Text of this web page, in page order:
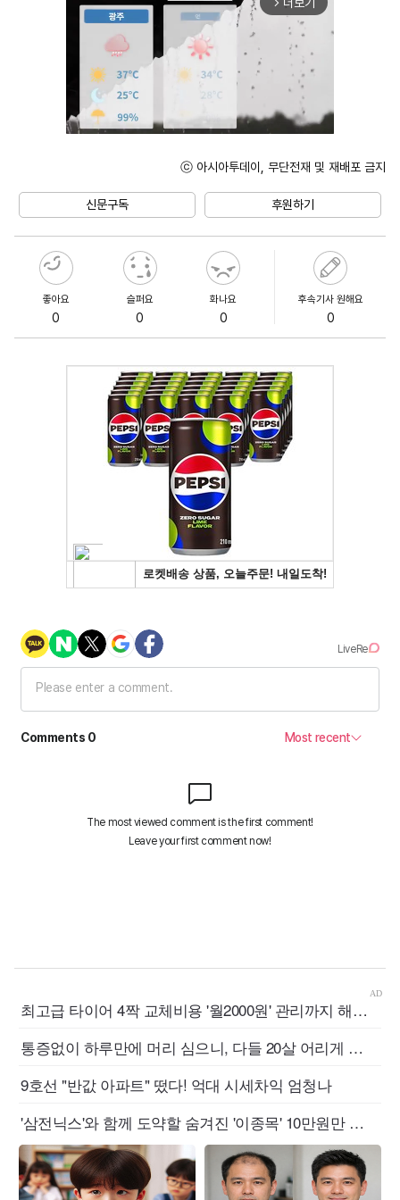
arrow_forward_ios 더보기
ⓒ 아시아투데이, 무단전재 및 재배포 금지
신문구독 후원하기
좋아요
0
슬퍼요
0
화나요
0
후속기사 원해요
0